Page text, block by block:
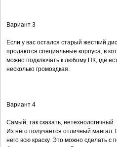
Вариант 3
Если у вас остался старый жесткий
продаются специальные корпуса, в
можно подключать к любому ПК, где
несколько громоздкая.
Вариант 4
Самый, так сказать,
Из него получается отличный
него всю краску. Это можно сделать